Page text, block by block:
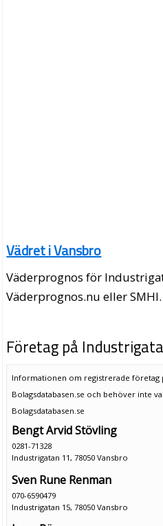
Vädret i Vansbro
Väderprognos för
Väderprognos.nu eller SMHI.
Företag på
Informationen om registrerade företag
Bolagsdatabasen.se och behöver inte
Bolagsdatabasen.se
Bengt Arvid Stövling
0281-71328
Industrigatan 11, 78050 Vansbro
Sven Rune Renman
070-6590479
Industrigatan 15, 78050 Vansbro